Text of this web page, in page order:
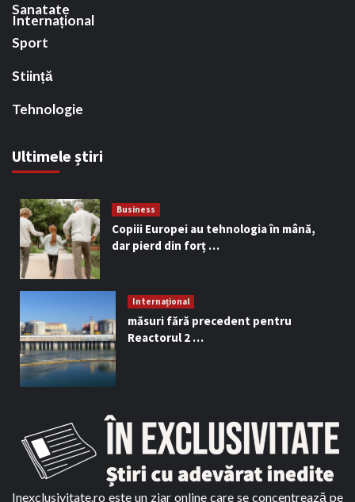
Internațional
Sanatate
Sport
Stiință
Tehnologie
Ultimele știri
Business
Copiii Europei au tehnologia în mână,
dar pierd din forț …
Internațional
măsuri fără precedent pentru
Reactorul 2 …
Inexclusivitate.ro este un ziar online care se concentrează pe